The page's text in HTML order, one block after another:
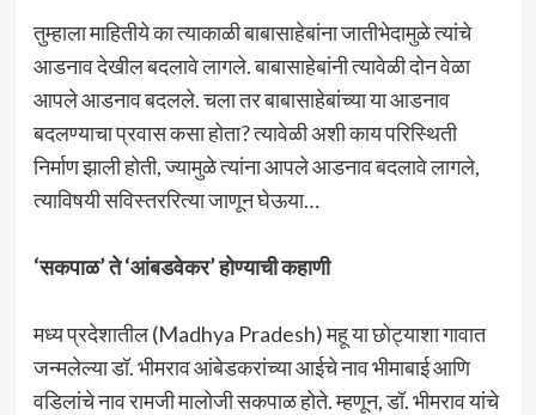
तुम्हाला माहितीये का त्याकाळी बाबासाहेबांना जातीभेदामुळे त्यांचे
आडनाव देखील बदलावे लागले. बाबासाहेबांनी त्यावेळी दोन वेळा
आपले आडनाव बदलले. चला तर बाबासाहेबांच्या या आडनाव
बदलण्याचा प्रवास कसा होता? त्यावेळी अशी काय परिस्थिती
निर्माण झाली होती, ज्यामुळे त्यांना आपले आडनाव बदलावे लागले,
त्याविषयी सविस्तररित्या जाणून घेऊया…
‘सकपाळ’ ते ‘आंबडवेकर’ होण्याची कहाणी
मध्य प्रदेशातील (Madhya Pradesh) महू या छोट्याशा गावात
जन्मलेल्या डॉ. भीमराव आंबेडकरांच्या आईचे नाव भीमाबाई आणि
वडिलांचे नाव रामजी मालोजी सकपाळ होते. म्हणून, डॉ. भीमराव यांचे